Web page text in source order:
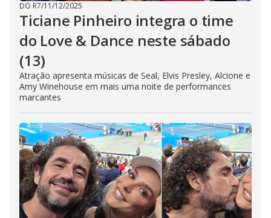
DO R7/11/12/2025
Ticiane Pinheiro integra o time
do Love & Dance neste sábado
(13)
Atração apresenta músicas de Seal, Elvis Presley, Alcione e
Amy Winehouse em mais uma noite de performances
marcantes